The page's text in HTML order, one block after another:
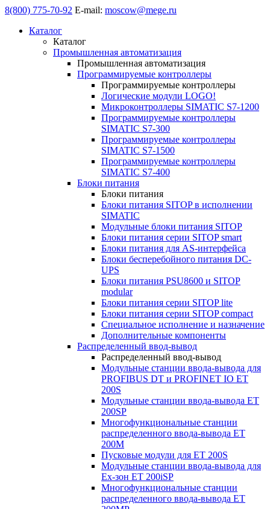
8(800) 775-70-92 E-mail: moscow@mege.ru
Каталог
Каталог
Промышленная автоматизация
Промышленная автоматизация
Программируемые контроллеры
Программируемые контроллеры
Логические модули LOGO!
Микроконтроллеры SIMATIC S7-1200
Программируемые контроллеры
SIMATIC S7-300
Программируемые контроллеры
SIMATIC S7-1500
Программируемые контроллеры
SIMATIC S7-400
Блоки питания
Блоки питания
Блоки питания SITOP в исполнении
SIMATIC
Модульные блоки питания SITOP
Блоки питания серии SITOP smart
Блоки питания для AS-интерфейса
Блоки бесперебойного питания DC-
UPS
Блоки питания PSU8600 и SITOP
modular
Блоки питания серии SITOP lite
Блоки питания серии SITOP compact
Специальное исполнение и назначение
Дополнительные компоненты
Распределенный ввод-вывод
Распределенный ввод-вывод
Модульные станции ввода-вывода для
PROFIBUS DT и PROFINET IO ET
200S
Модульные станции ввода-вывода ET
200SP
Многофункциональные станции
распределенного ввода-вывода ET
200M
Пусковые модули для ET 200S
Модульные станции ввода-вывода для
Ex-зон ET 200iSP
Многофункциональные станции
распределенного ввода-вывода ET